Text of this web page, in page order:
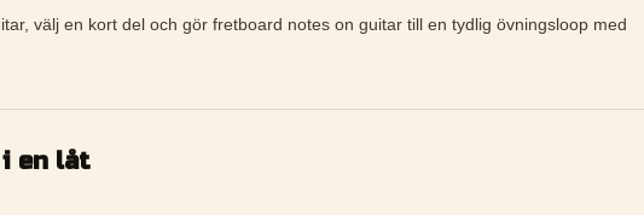
välj en kort del och gör fretboard notes on guitar till en tydlig övningsloop med
en låt